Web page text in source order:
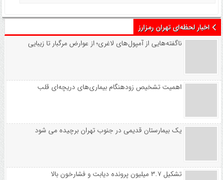
اخبار لحظه‌ای تهران رمزارز
ناگفته‌هایی از آمپول‌های لاغری؛ از عوارض مرگبار تا زیبایی
اهمیت تشخیص زودهنگام بیماری‌های دریچه‌ای قلب
یک بیمارستان قدیمی در جنوب تهران برچیده می شود
تشکیل ۳.۷ میلیون پرونده دیابت و فشارخون بالا